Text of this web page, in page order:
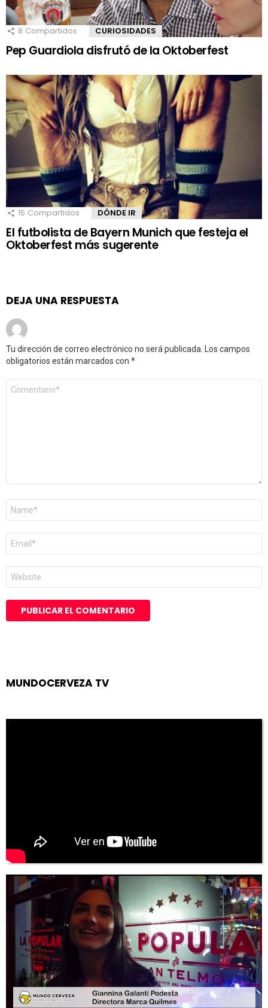
8 Compartidos CURIOSIDADES
Pep Guardiola disfrutó de la Oktoberfest
15 Compartidos DÓNDE IR
El futbolista de Bayern Munich que festeja el
Oktoberfest más sugerente
DEJA UNA RESPUESTA
Tu dirección de correo electrónico no será publicada.
Los campos
obligatorios están marcados con *
Comentario
Nombre
Correo
electrónico
*
Web
MUNDOCERVEZA TV